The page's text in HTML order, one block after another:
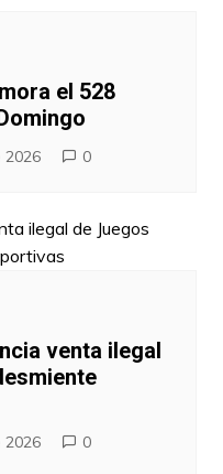
el 528
2026 0
venta ilegal
2026 0